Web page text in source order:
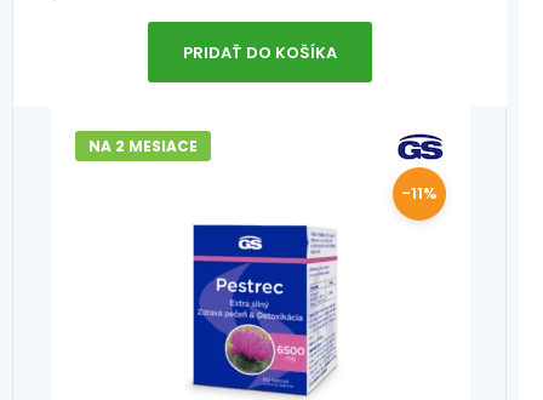
PRIDAŤ DO KOŠÍKA
NA 2 MESIACE
-11%